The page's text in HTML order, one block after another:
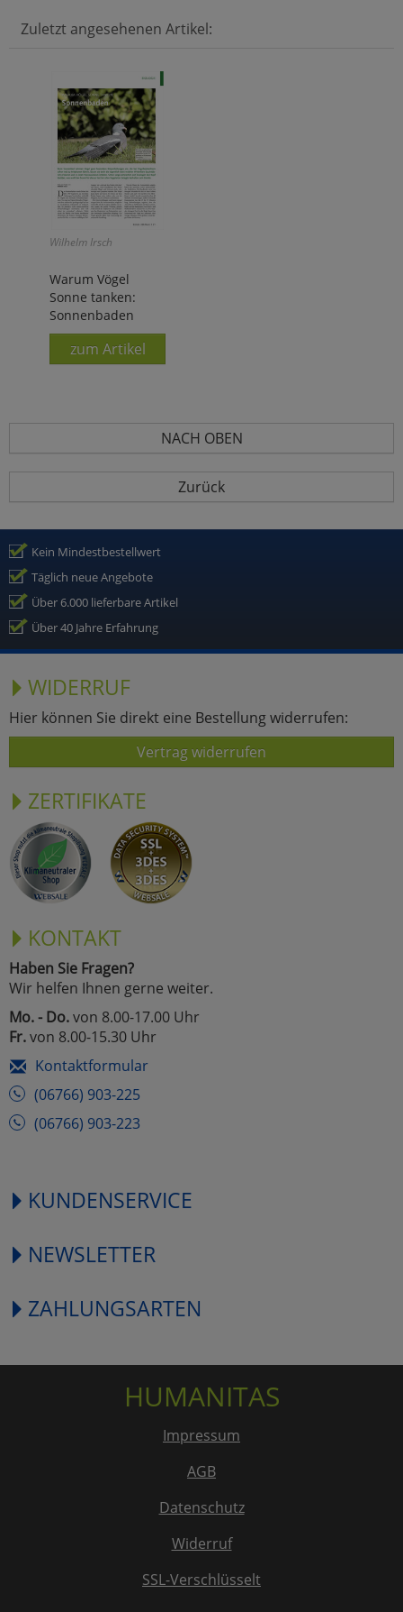
Zuletzt angesehenen Artikel:
Wilhelm Irsch
Warum Vögel
Sonne tanken:
Sonnenbaden
zum Artikel
NACH OBEN
Zurück
Kein Mindestbestellwert
Täglich neue Angebote
Über 6.000 lieferbare Artikel
Über 40 Jahre Erfahrung
WIDERRUF
Hier können Sie direkt eine Bestellung widerrufen:
Vertrag widerrufen
ZERTIFIKATE
KONTAKT
Haben Sie Fragen?
Wir helfen Ihnen gerne weiter.
Mo. - Do.von 8.00-17.00 Uhr
Fr.von 8.00-15.30 Uhr
Kontaktformular
(06766) 903-225
(06766) 903-223
KUNDENSERVICE
NEWSLETTER
ZAHLUNGSARTEN
HUMANITAS
Impressum
AGB
Datenschutz
Widerruf
SSL-Verschlüsselt